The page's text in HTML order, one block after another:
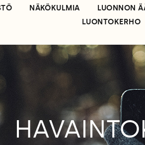
NÄKÖKULMIA LUONNON
LUONTOKERHO